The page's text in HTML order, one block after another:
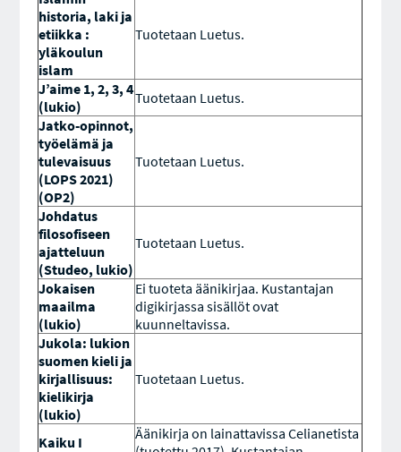
historia, laki ja
etiikka :
yläkoulun
islam
Tuotetaan Luetus.
J’aime 1, 2, 3, 4
(lukio)
Tuotetaan Luetus.
Jatko-opinnot,
työelämä ja
tulevaisuus
(LOPS 2021)
(OP2)
Tuotetaan Luetus.
Johdatus
filosofiseen
ajatteluun
(Studeo, lukio)
Tuotetaan Luetus.
Jokaisen
maailma
(lukio)
Ei tuoteta äänikirjaa. Kustantajan
digikirjassa sisällöt ovat
kuunneltavissa.
Jukola: lukion
suomen kieli ja
kirjallisuus:
kielikirja
(lukio)
Tuotetaan Luetus.
Kaiku I
Äänikirja on lainattavissa Celianetista